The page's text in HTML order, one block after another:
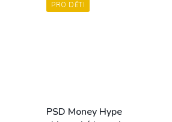
PRO DĚTI
PSD Money Hype